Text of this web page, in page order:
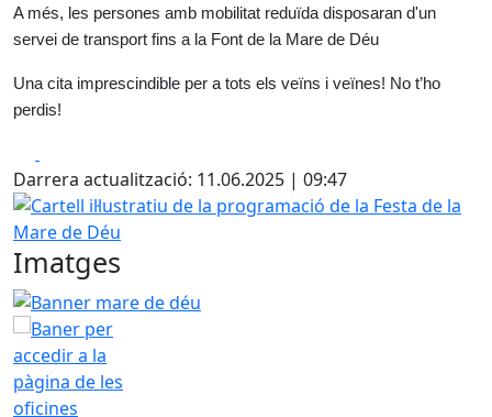
A més, les persones amb mobilitat reduïda disposaran d'un
servei de transport fins a la Font de la Mare de Déu
Una cita imprescindible per a tots els veïns i veïnes! No t’ho
perdis!
Darrera actualització: 11.06.2025 | 09:47
Cartell il·lustratiu de la programació de la Festa de la
Imatges
Banner mare de déu